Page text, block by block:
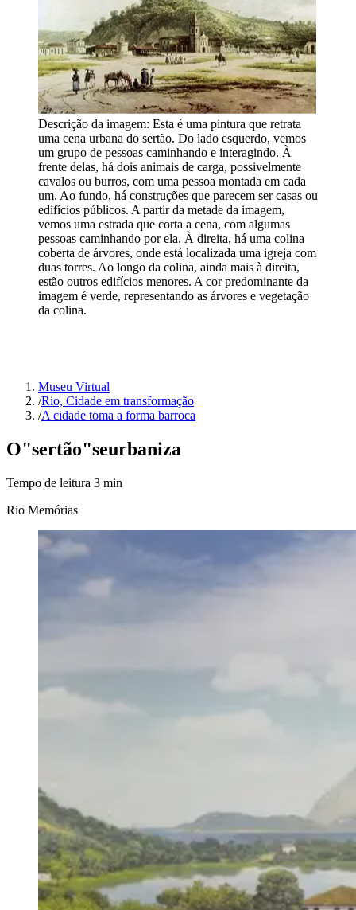
Descrição da imagem: Esta é uma pintura que retrata
uma cena urbana do sertão. Do lado esquerdo, vemos
um grupo de pessoas caminhando e interagindo. À
frente delas, há dois animais de carga, possivelmente
cavalos ou burros, com uma pessoa montada em cada
um. Ao fundo, há construções que parecem ser casas ou
edifícios públicos. A partir da metade da imagem,
vemos uma estrada que corta a cena, com algumas
pessoas caminhando por ela. À direita, há uma colina
coberta de árvores, onde está localizada uma igreja com
duas torres. Ao longo da colina, ainda mais à direita,
estão outros edifícios menores. A cor predominante da
imagem é verde, representando as árvores e vegetação
da colina.
Museu Virtual
/Rio, Cidade em transformação
/A cidade toma a forma barroca
O"sertão"seurbaniza
Tempo de leitura 3 min
Rio Memórias